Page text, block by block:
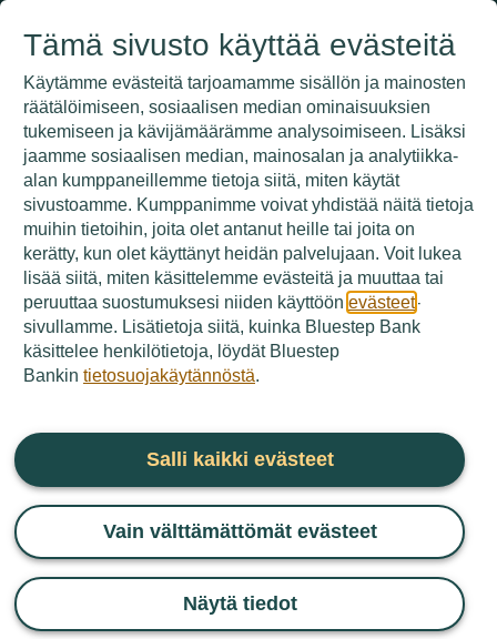
Tämä sivusto käyttää evästeitä
Käytämme evästeitä tarjoamamme sisällön ja mainosten
räätälöimiseen, sosiaalisen median ominaisuuksien
tukemiseen ja kävijämäärämme analysoimiseen. Lisäksi
jaamme sosiaalisen median, mainosalan ja analytiikka-
alan kumppaneillemme tietoja siitä, miten käytät
sivustoamme. Kumppanimme voivat yhdistää näitä tietoja
muihin tietoihin, joita olet antanut heille tai joita on
kerätty, kun olet käyttänyt heidän palvelujaan. Voit lukea
lisää siitä, miten käsittelemme evästeitä ja muuttaa tai
peruuttaa suostumuksesi niiden käyttöön evästeet-
sivullamme. Lisätietoja siitä, kuinka Bluestep Bank
käsittelee henkilötietoja, löydät Bluestep
Bankin tietosuojakäytännöstä.
Näytä tiedot
Vain välttämättömät evästeet
Salli kaikki evästeet
09 3158 7600
Remonttilaina
Bluestep Bankilta
Tiesitkö, että voit rahoittaa kodin erilaiset remontit
Bluestep Bankin asuntovakuudellisella lainalla?
Lainaa remonttiin